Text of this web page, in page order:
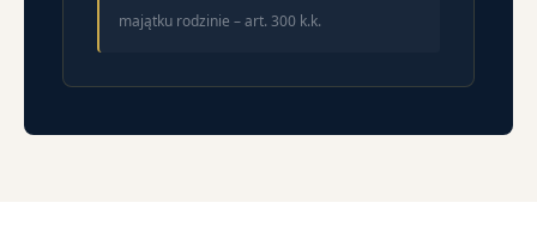
majątku rodzinie – art. 300 k.k.